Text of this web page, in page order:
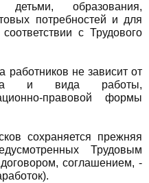
образования,
потребностей и для
с Трудового
работников не зависит от
и вида работы,
правовой формы
сохраняется прежняя
Трудовым
соглашением, -